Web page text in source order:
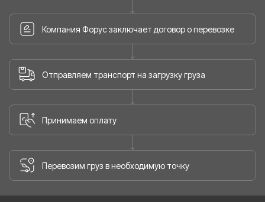
Компания Форус заключает договор о перевозке
Отправляем транспорт на загрузку груза
Принимаем оплату
Перевозим груз в необходимую точку